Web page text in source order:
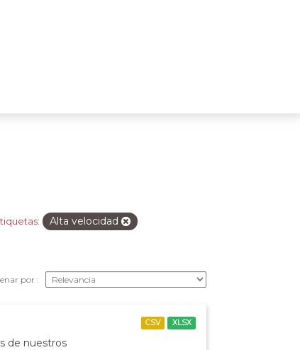
Alta velocidad
por
de nuestros
CSV XLSX